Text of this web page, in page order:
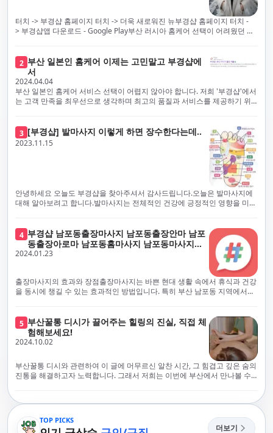
터치 -> 부경샵 홈페이지 터치 -> 더욱 새로워진 뉴부경샵 홈페이지 터치 -
> 부경샵앱 다운로드 - Google Play부산 러시아 홈케어 선택이 어려웠던 시
스의 모든 과정을 후불제로 운영합니다. 이는 고객님의 최대 편의를 보장하
기 위한 부경샵의 약속입니다.부경샵은 현장에서 바로 고객님께 서비스를
제공하는 깨끗하고 전문적으로 훈련된 관리사들을 다수 보유하고 있음을 자
랑스럽게 생각합니다. 이는 프리미엄 부산 러시아 홈케어 경험을 제공하기
위한 부경샵의 노력의 일환입니다.현 시대의 불확실성 속에서, 안전은 부경
하고 개인의 건강 상태를 지속적으로 모니터링합니다.예약금을 요구하는 업
체보다는 부경샵과 같이 안전과 고객 편의를 최우선으로 생각하는 업체를
선택하는 것이 중요합니다.부산에서 러시아 홈케어를 전문으로 하는 부경샵
은, 항상 후불제로 운영하면서 청결과 안전을 가장 중요하게 여깁니다. 부산
에서 진정으로 즐거운 부산 러시아 홈케어 경험을 해보시길 바랍니다. 그렇
죠, 부경샵은 선입금을 요구하지 않아요. 부산 러시아 홈케어를 선택하기 전
에, 주의해야 할 사항들을 반드시 확인해 보세요. 선입금 관련 사기에는 항상
조심해야 합니다. 070으로 시작하는 인터넷 전화나 텔레그램 같은 메시지
앱에만 의존하는 업체는 특히 더 조심해 주세요. 이런 경우, 선입금을 하지
부경샵은 부산 출장 후불제 서비스를 모범적으로 운영하고 있으며, 명성을
악용하는 사기 업체로부터 발생할 수 있는 모든 부정행위와 간접적인 피해
를 방지하기 위해 노력하고 있어요. 만약 부경샵 을 사칭하며 선불 결제를 요
구하는 마사지 서비스를 발견하신다면, 그런 곳은 피하시고 저희에게 알려
주세요.부경샵에서는 모든 서비스가 관리사가 도착한 후에 결제하는 걸 기
본으로 해요. 부경샵은 부산에서 부산 러시아 홈케어를 전문으로 하며,
100% 후불제를 거래의 기본으로 삼고 있어요. 왜 부경샵이 특별한지 궁금하
시죠? 여기서만 느낄 수 있는 특별한 경험을 소개합니다! 부경샵과 함께라면
험을 제공해요. 준비하신 모든 것에 놀랄 준비를 하세요. 부경샵은 오랜 시간
동안 지역에서 최고의 출장업체가 되겠다는 하나의 신념으로 노력해 왔어
요.부경샵의 전통적인 서비스로, 단 한 순간도 낭비하지 않고 쌓인 피로를 풀
어드릴 거예요. 비가 오든 눈이 오든, 어디에 계시든 부경샵이 찾아가 도와드
릴게요. 부경샵의 서비스는 부산의 모든 곳, 집이든 모텔이든 호텔이든 오피
스텔이든 아파트든, 여러분을 위해 준비되어 있어요.부경샵 지역에서 가장
멀리까지 다니며, 편리함을 최우선으로 생각해요. 빠르고 효율적인 운영 시
게 조절되어, 진정한 에너지 회복을 경험하실 수 있어요.부경샵은 부산에서
고 있어요. 이런 점이 부경샵의 자랑입니다. 어디에 계시든 최상의 서비스를
받으실 수 있도록 노력하고 있어요.부경샵은 우수성을 추구하며, 항상 부경
2 부산 일본인 홈케어 이제는 고민말고 부경샵에
서
2024.04.04
부산 일본인 홈케어 서비스 선택이 어렵지 않아야 합니다. 저희 '부경샵'에서
는 고객 만족을 최우선으로 생각하며 최고의 품질과 서비스를 제공하기 위
프리미엄 부산 일본인 홈케어 경험을 제공하고자 현장에서 직접 깨끗하고
전문적으로 훈련된 관리사를 다수 보유하고 있음을 자랑스럽게 여깁니다.
현대 사회의 불확실성 속에서, 부경샵은 안전을 최우선으로 여기며, 이를 위
해 100% 후불제 시행은 물론, 코로나19 상황에서도 관리사들의 건강 진단
업체에 대해서는 경계하는 것이 중요합니다. 부경샵의 접근 방식과 정책은
인천에서의 안전하고 신뢰할 수 있는 고품질 마사지 경험을 집앞에서 제공
하기 위해 고안되었습니다. 부경샵은 부산 일본인 홈케어 서비스를 전문으
로 하며, 항상 고객님의 편의와 안전을 최우선으로 고려하여 후불제 시스템
거운 마사지 경험을 보장합니다. 부경샵의 서비스는 선입금 없이 이용 가능
한 부산 일본인 홈케어로, 선입금 요구 없이 서비스를 제공함으로써 고객님
의 신뢰를 최우선으로 합니다. 이용 전 주의사항을 꼼꼼히 확인하시고, 선입
금 사기로부터 자신을 보호하는 것이 중요합니다. 부산 일본인 홈케어 서비
스를 찾으실 때는 070으로 시작하는 인터넷 전화번호나 텔레그램과 같은 메
시징 플랫폼만을 이용하는 업체에 주의해야 합니다. 이러한 서비스는 선지
급 없이 이용할 수 있어야 하며, 부경샵은 이러한 걱정 없이 안전하고 신뢰할
수 있는 서비스를 제공합니다. 부경샵은 부산 일본인 홈케어 후불제의 모범
적인 피해가 발생하지 않도록 지속적으로 노력하고 있습니다. 부경샵을 사
칭하여 선불 결제를 요구하는 마사지 서비스에 대해서는 각별한 주의가 필
요합니다. '부경샵'은 관리사의 도착 이후에 결제가 이루어지는 후불제를
기본 원칙으로 하는 부산 일본인 홈케어 전문 업체입니다. 이 운영 방식은 고
객님의 신뢰를 최우선으로 여기며, 모든 코스에서 100% 후불제를 시행하고
있습니다. 왜 부경샵이 부산에서 특별한지, 그 이유를 알려드리겠습니다.
여기서는 단순한 부산 일본인 홈케어 서비스를 넘어서, 비교 불가한 경험을
러분을 기다리고 있으니, 준비되셨나요? 부경샵은 오랜 시간 동안 지역 최
부경샵과 함께라면, 쌓인 피로를 효과적으로 해소하며, 귀중한 시간을 낭비
3 [부경샵] 발마사지 이렇게 하면 장수한다는데..
2023.11.15
안녕하세요 오늘도 부경샵을 찾아주셔서 감사드립니다.오늘은 발마사지에
대해 알아보려고 합니다.발마사지는 전체적인 건강에 긍정적인 영향을 미칠
명하겠습니다.근육 이완과 피로 완화: 발마사지는 발 아치, 발가락, 발등 등
에 위치한 다양한 근육을 이완시키는 효과가 있습니다. 일상적인 활동이나
장시간의 서있는 자세로 인해 긴장된 발 근육을 느슨하게 만들어주어 편안
함을 제공합니다. 이는 근육의 유연성을 향상시키고 근육의 혈액순환을 촉
진하는 데 도움이 됩니다.혈액순환 개선: 발마사지는 혈액순환을 촉진하는
데 기여합니다. 마사지로 근육과 혈관이 이완되면 혈액이 더 원활하게 흐르
게 되어 세포와 조직에 산소와 영양소가 빠르게 공급됩니다. 이는 세포의 기
장된 근육과 신경을 완화시켜 스트레스를 감소시킵니다. 발에는 다양한 신
경과 결절이 모여있어, 발마사지를 통해 이를 자극함으로써 정신적인 편안
함을 제공하는데 도움이 됩니다. 이는 스트레스 호르몬의 감소와 함께 심신
의 안정을 촉진합니다.면역 시스템 강화: 정기적인 발마사지는 면역 시스템
의 활동을 촉진하여 감염 및 질병에 대한 저항력을 향상시킬 수 있습니다. 마
사지는 림프순환을 촉진하고 세포 배출물을 제거함으로써 면역 시스템을 지
원합니다.숙면 유도: 발마사지는 긴장된 근육과 신경을 완화시켜 수면에 도
특정 포인트를 자극함으로써 소화 기능을 개선하는데 도움이 될 수 있습니
다. 발마사지는 소화기관 주변의 근육을 이완시켜 소화를 원활하게 할 수 있
게 도와줍니다.체중 관리: 발마사지는 근육의 활성화와 신진대사 촉진을 통
4 부경샵 남포동출장마사지 남포동출장안마 남포
동출장아로마 남포동홈마사지 남포동마사지출
장
2024.01.23
출장마사지의 효과와 장점출장마사지는 바쁜 현대 생활 속에서 휴식과 건강
을 동시에 챙길 수 있는 효과적인 방법입니다. 특히 부산 남포동 지역에서
와 신체적, 정신적 피로를 효과적으로 완화합니다. 전문 마사지사의 숙련된
손길은 긴장된 근육을 이완시키고, 스트레스 호르몬 수치를 감소시켜 마음
의 안정을 가져다 줍니다. 이는 일상의 업무 효율성을 높이고, 전반적인 삶의
질을 향상시키는 데 기여합니다.근육 이완과 유연성 향상:꾸준한 출장마사
지는 근육의 긴장과 경직을 해소하고 유연성을 향상시킵니다. 이는 운동 성
능을 개선하고, 근골격계 문제 및 부상 예방에 도움이 됩니다. 또한, 규칙적
인 마사지는 자세 개선에도 긍정적인 영향을 미칩니다.혈액 순환 촉진과 신
촉진합니다. 이는 신진대사를 활성화하고, 독소 배출을 돕습니다. 결과적으
로, 피부 건강 개선, 피로 물질 감소, 면역 체계 강화 등의 효과를 기대할 수
있습니다.몸과 마음의 편안함 제공:출장마사지는 편안한 환경에서 이루어지
므로 신체적, 정신적 안정을 제공합니다. 이는 수면의 질을 개선하고, 전반적
5 부산꿀통 디시가 끌어주는 힐링의 진실, 직접 체
험해보세요!
2024.10.02
부산꿀통 디시와 관련하여 이 글에 머무르신 알찬 시간, 그 힘겹고 깊은 숨의
진통을 해결하고자 노력합니다. 그래서 저희는 이번에 부산에서 만나볼 수
그 해결책을 찾는 것이 어려운 상황을 맞이하는 경우가 많습니다. 부산꿀통
디시에 대소동을 일으키며 부상한 힐링의 중심지로 떠오르고 있는 부산. 그
곳에서 제공하는 다양한 맛집, 관광지들과 더불어 디스커버리 체널 등에서
TOP PICKS
더보기